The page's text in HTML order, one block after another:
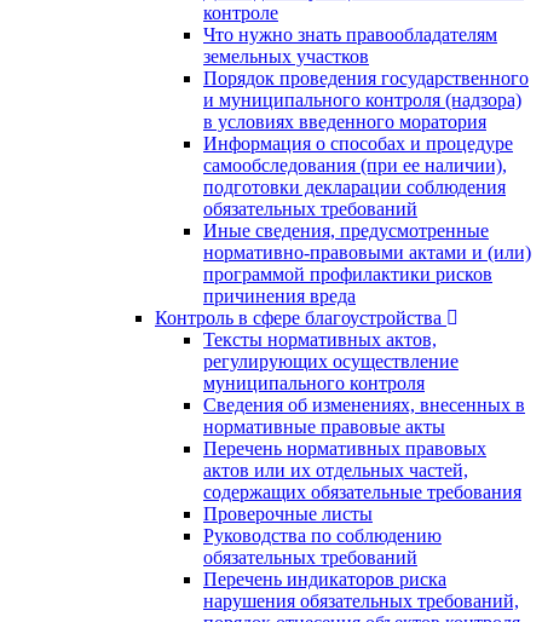
контроле
Что нужно знать правообладателям
земельных участков
Порядок проведения государственного
и муниципального контроля (надзора)
в условиях введенного моратория
Информация о способах и процедуре
самообследования (при ее наличии),
подготовки декларации соблюдения
обязательных требований
Иные сведения, предусмотренные
нормативно-правовыми актами и (или)
программой профилактики рисков
причинения вреда
Контроль в сфере благоустройства
Тексты нормативных актов,
регулирующих осуществление
муниципального контроля
Сведения об изменениях, внесенных в
нормативные правовые акты
Перечень нормативных правовых
актов или их отдельных частей,
содержащих обязательные требования
Проверочные листы
Руководства по соблюдению
обязательных требований
Перечень индикаторов риска
нарушения обязательных требований,